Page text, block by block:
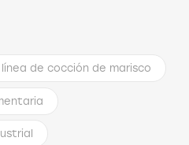
línea de cocción de marisco